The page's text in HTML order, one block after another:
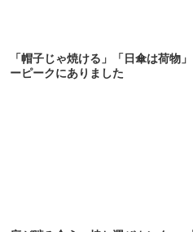
「帽子じゃ焼ける」「日傘は荷物
ーピークにありました